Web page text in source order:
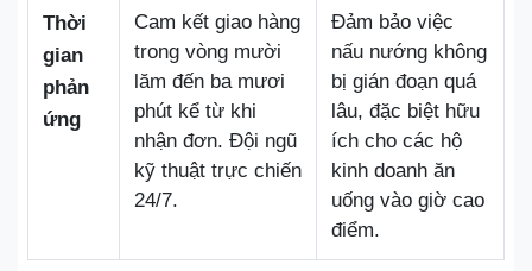
Thời
gian
phản
ứng
Cam kết giao hàng
trong vòng mười
lăm đến ba mươi
phút kể từ khi
nhận đơn. Đội ngũ
kỹ thuật trực chiến
24/7.
Đảm bảo việc
nấu nướng không
bị gián đoạn quá
lâu, đặc biệt hữu
ích cho các hộ
kinh doanh ăn
uống vào giờ cao
điểm.